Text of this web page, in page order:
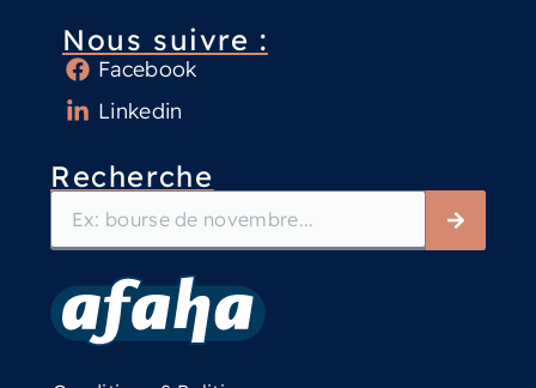
Recherche
Nous suivre :
Facebook
Linkedin